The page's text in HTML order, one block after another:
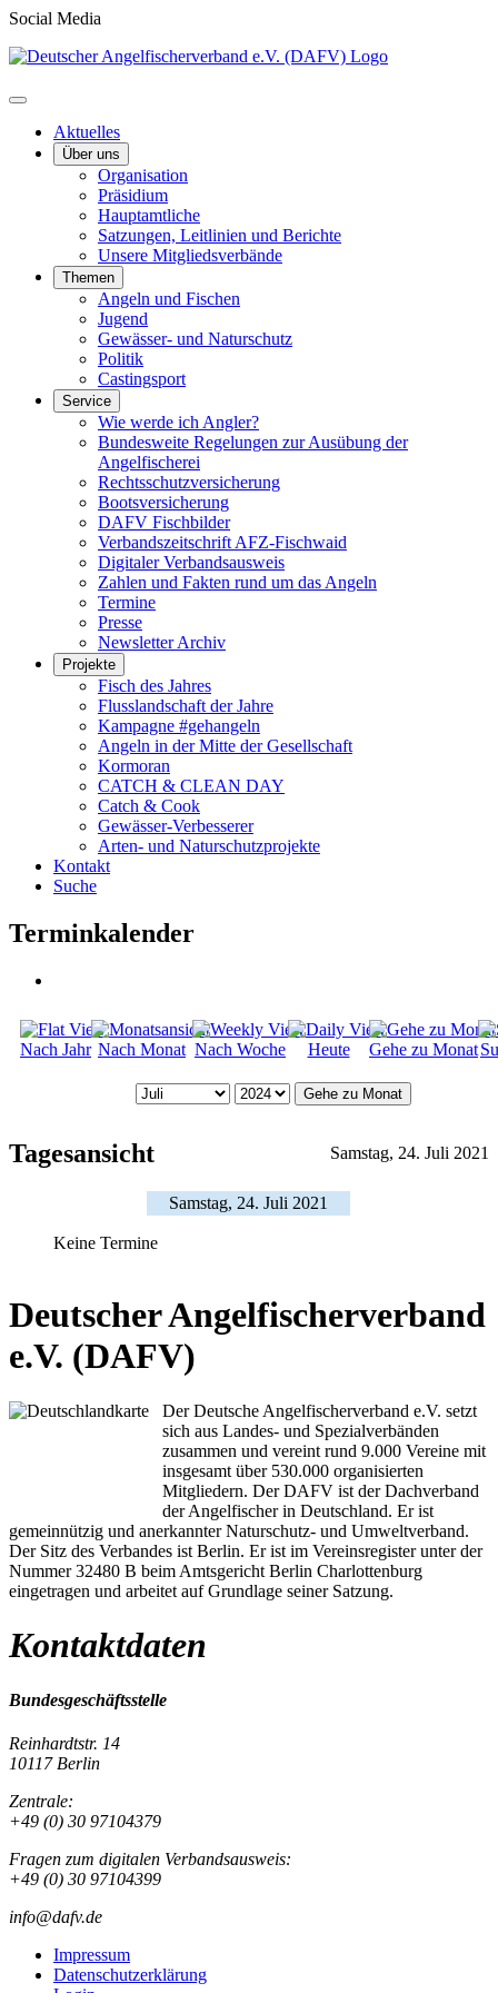
Social Media
Aktuelles
Über uns
Organisation
Präsidium
Hauptamtliche
Satzungen, Leitlinien und Berichte
Unsere Mitgliedsverbände
Themen
Angeln und Fischen
Jugend
Gewässer- und Naturschutz
Politik
Castingsport
Service
Wie werde ich Angler?
Bundesweite Regelungen zur Ausübung der
Angelfischerei
Rechtsschutzversicherung
Bootsversicherung
DAFV Fischbilder
Verbandszeitschrift AFZ-Fischwaid
Digitaler Verbandsausweis
Zahlen und Fakten rund um das Angeln
Termine
Presse
Newsletter Archiv
Projekte
Fisch des Jahres
Flusslandschaft der Jahre
Kampagne #gehangeln
Angeln in der Mitte der Gesellschaft
Kormoran
CATCH & CLEAN DAY
Catch & Cook
Gewässer-Verbesserer
Arten- und Naturschutzprojekte
Kontakt
Suche
Terminkalender
Nach Jahr Nach Monat Nach Woche Heute Gehe zu Monat
Gehe zu Monat
Tagesansicht Samstag, 24. Juli 2021
Samstag, 24. Juli 2021
Keine Termine
Deutscher Angelfischerverband
e.V. (DAFV)
Der Deutsche Angelfischerverband e.V. setzt
sich aus Landes- und Spezialverbänden
zusammen und vereint rund 9.000 Vereine mit
insgesamt über 530.000 organisierten
Mitgliedern. Der DAFV ist der Dachverband
der Angelfischer in Deutschland. Er ist
gemeinnützig und anerkannter Naturschutz- und Umweltverband.
Der Sitz des Verbandes ist Berlin. Er ist im Vereinsregister unter der
Nummer 32480 B beim Amtsgericht Berlin Charlottenburg
eingetragen und arbeitet auf Grundlage seiner Satzung.
Kontaktdaten
Bundesgeschäftsstelle
Reinhardtstr. 14
10117 Berlin
Zentrale:
+49 (0) 30 97104379
Fragen zum digitalen Verbandsausweis:
+49 (0) 30 97104399
info@dafv.de
Impressum
Datenschutzerklärung